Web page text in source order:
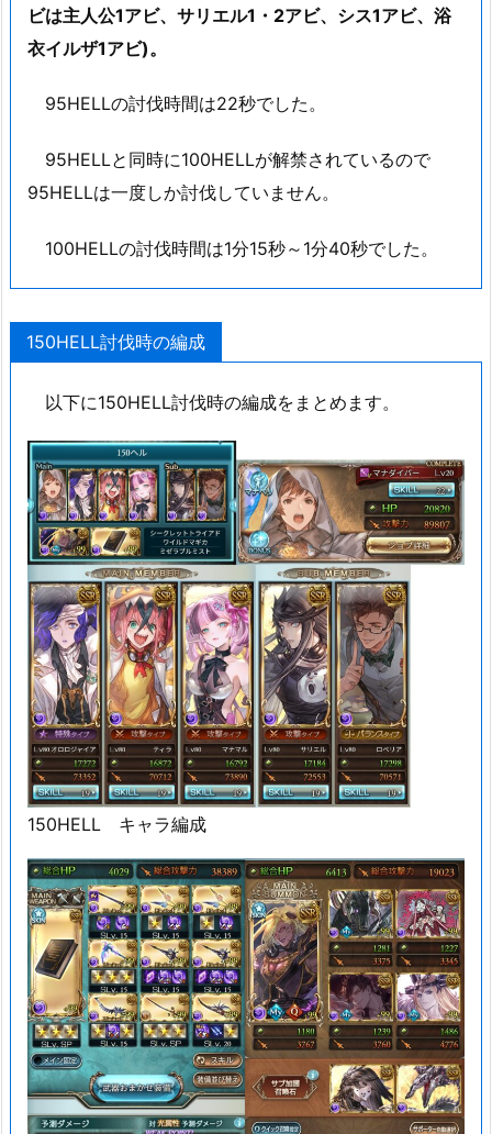
ビは主人公1アビ、サリエル1・2アビ、シス1アビ、浴
衣イルザ1アビ)。
95HELLの討伐時間は22秒でした。
95HELLと同時に100HELLが解禁されているので
95HELLは一度しか討伐していません。
100HELLの討伐時間は1分15秒～1分40秒でした。
150HELL討伐時の編成
以下に150HELL討伐時の編成をまとめます。
150HELL キャラ編成